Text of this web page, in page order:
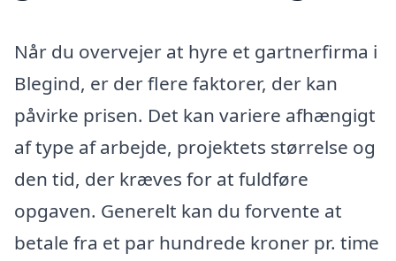
Når du overvejer at hyre et gartnerfirma i
Blegind, er der flere faktorer, der kan
påvirke prisen. Det kan variere afhængigt
af type af arbejde, projektets størrelse og
den tid, der kræves for at fuldføre
opgaven. Generelt kan du forvente at
betale fra et par hundrede kroner pr. time